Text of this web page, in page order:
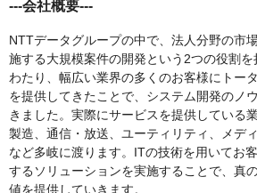
---会社概要---
NTTデータグループの中で、法人分野の市
施する大規模案件の開発という2つの役割
わたり、幅広い業界の多くのお客様にトー
を提供してきたことで、システム開発のノ
きました。実際にサービスを提供している
製造、通信・放送、ユーティリティ、メデ
など多岐に渡ります。ITの技術を用いてお
するソリューションを実施することで、真
値を提供していきます。